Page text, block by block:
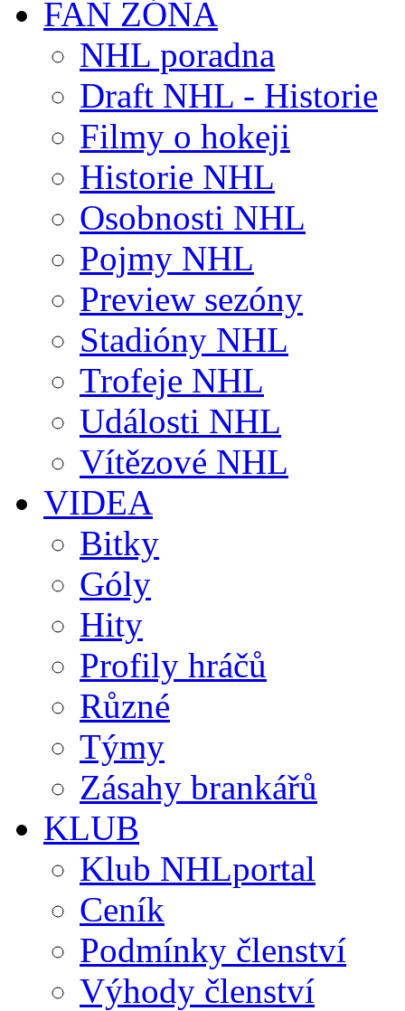
FAN ZÓNA
NHL poradna
Draft NHL - Historie
Filmy o hokeji
Historie NHL
Osobnosti NHL
Pojmy NHL
Preview sezóny
Stadióny NHL
Trofeje NHL
Události NHL
Vítězové NHL
VIDEA
Bitky
Góly
Hity
Profily hráčů
Různé
Týmy
Zásahy brankářů
KLUB
Klub NHLportal
Ceník
Podmínky členství
Výhody členství